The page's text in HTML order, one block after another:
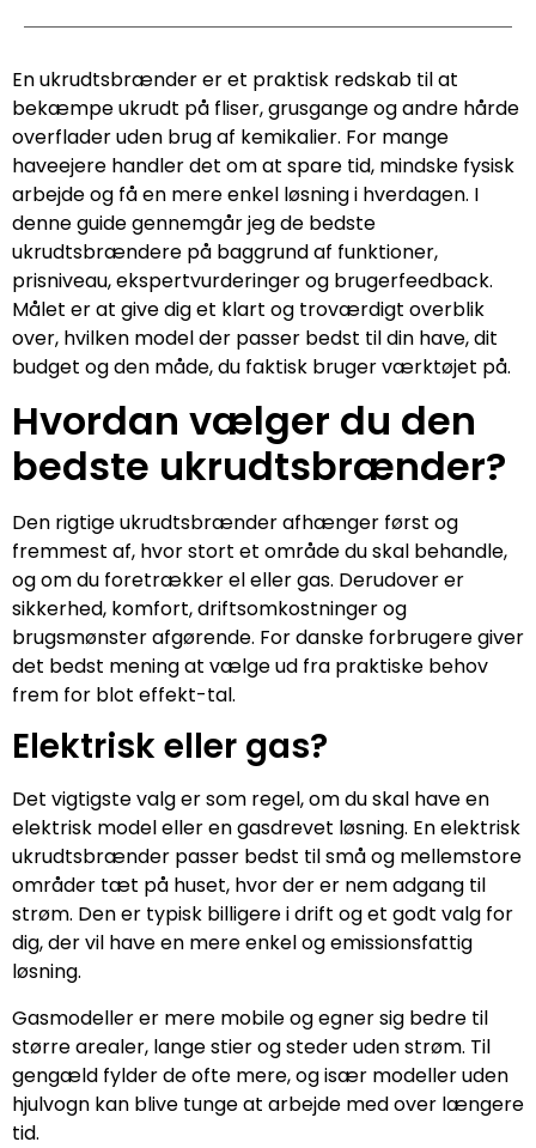
En ukrudtsbrænder er et praktisk redskab til at
bekæmpe ukrudt på fliser, grusgange og andre hårde
overflader uden brug af kemikalier. For mange
haveejere handler det om at spare tid, mindske fysisk
arbejde og få en mere enkel løsning i hverdagen. I
denne guide gennemgår jeg de bedste
ukrudtsbrændere på baggrund af funktioner,
prisniveau, ekspertvurderinger og brugerfeedback.
Målet er at give dig et klart og troværdigt overblik
over, hvilken model der passer bedst til din have, dit
budget og den måde, du faktisk bruger værktøjet på.
Hvordan vælger du den
bedste ukrudtsbrænder?
Den rigtige ukrudtsbrænder afhænger først og
fremmest af, hvor stort et område du skal behandle,
og om du foretrækker el eller gas. Derudover er
sikkerhed, komfort, driftsomkostninger og
brugsmønster afgørende. For danske forbrugere giver
det bedst mening at vælge ud fra praktiske behov
frem for blot effekt-tal.
Elektrisk eller gas?
Det vigtigste valg er som regel, om du skal have en
elektrisk model eller en gasdrevet løsning. En elektrisk
ukrudtsbrænder passer bedst til små og mellemstore
områder tæt på huset, hvor der er nem adgang til
strøm. Den er typisk billigere i drift og et godt valg for
dig, der vil have en mere enkel og emissionsfattig
løsning.
Gasmodeller er mere mobile og egner sig bedre til
større arealer, lange stier og steder uden strøm. Til
gengæld fylder de ofte mere, og især modeller uden
hjulvogn kan blive tunge at arbejde med over længere
tid.